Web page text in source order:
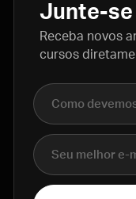
Junte-se
Receba novos
cursos
Nome completo
E-mail